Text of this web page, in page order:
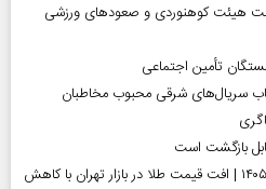
هیئت کوهنوردی و صعودهای ورزشی
تأمین اجتماعی
سریال‌های شرقی محبوب مخاطبان
بازگشت است
قیمت طلا و سکه امروز ۱۱ مرداد ۱۴۰۵ | افت قیمت طلا در بازار تهران با کاهش